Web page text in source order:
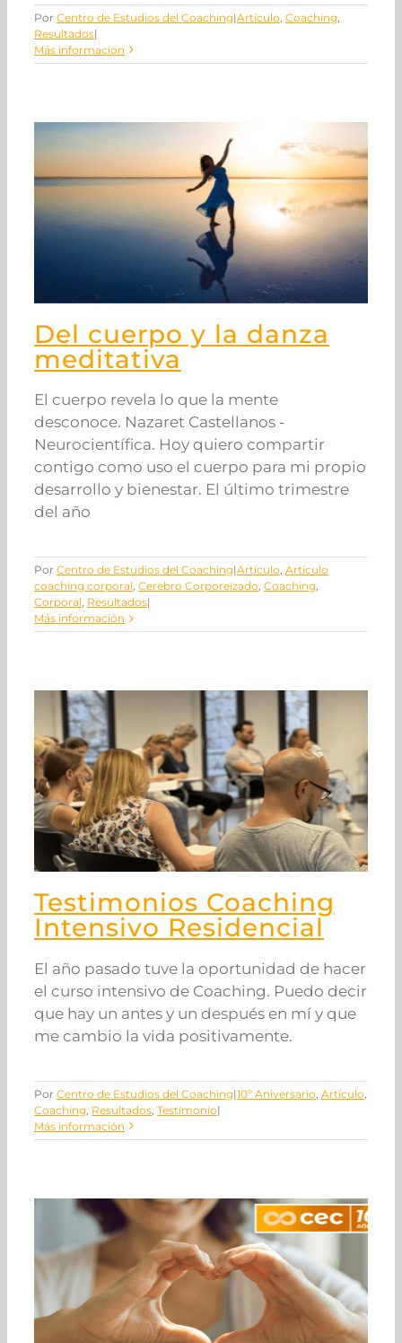
Por Centro de Estudios del Coaching|Artículo Coaching
Resultados|
Más información
Del cuerpo y la danza
meditativa
El cuerpo revela lo que la mente
desconoce. Nazaret Castellanos -
Neurocientífica. Hoy quiero compartir
contigo como uso el cuerpo para mi propio
desarrollo y bienestar. El último trimestre
del año
Por Centro de Estudios del Coaching|Artículo, Artículo
coaching corporal, Cerebro Corporeizado, Coaching,
Corporal, Resultados|
Más información
Testimonios Coaching
Intensivo Residencial
El año pasado tuve la oportunidad de hacer
el curso intensivo de Coaching. Puedo decir
que hay un antes y un después en mí y que
me cambio la vida positivamente.
Por Centro de Estudios del Coaching|10º Aniversario Artículo
Coaching Resultados Testimonio|
Más información